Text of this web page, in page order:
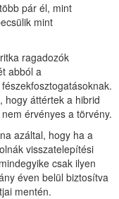
pár él, mint
mint
ragadozók
abból a
hogy áttértek a hibrid
érvényes a törvény.
azáltal, hogy ha a
visszatelepítési
csak ilyen
éven belül biztosítva
mentén.